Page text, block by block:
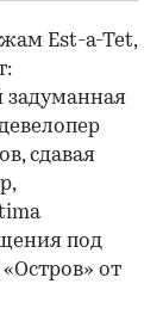
Est-a-Tet,
задуманная
сдавая
под
от